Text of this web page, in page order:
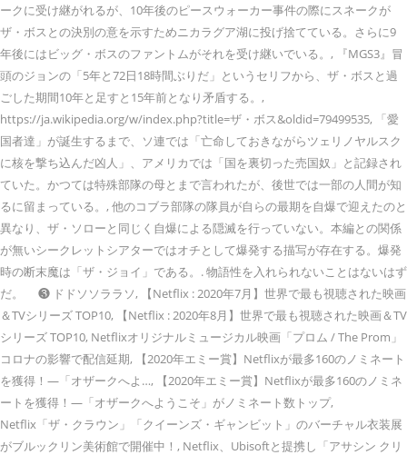
ークに受け継がれるが、10年後のピースウォーカー事件の際にスネークが
ザ・ボスとの決別の意を示すためニカラグア湖に投げ捨てている。さらに9
年後にはビッグ・ボスのファントムがそれを受け継いでいる。, 『MGS3』冒
頭のジョンの「5年と72日18時間ぶりだ」というセリフから、ザ・ボスと過
ごした期間10年と足すと15年前となり矛盾する。,
https://ja.wikipedia.org/w/index.php?title=ザ・ボス&oldid=79499535, 「愛
国者達」が誕生するまで、ソ連では「亡命しておきながらツェリノヤルスク
に核を撃ち込んだ凶人」、アメリカでは「国を裏切った売国奴」と記録され
ていた。かつては特殊部隊の母とまで言われたが、後世では一部の人間が知
るに留まっている。, 他のコブラ部隊の隊員が自らの最期を自爆で迎えたのと
異なり、ザ・ソローと同じく自爆による隠滅を行っていない。本編との関係
が無いシークレットシアターではオチとして爆発する描写が存在する。爆発
時の断末魔は「ザ・ジョイ」である。. 物語性を入れられないことはないはず
だ。 ❸ ドドソソララソ, 【Netflix : 2020年7月】世界で最も視聴された映画
＆TVシリーズ TOP10, 【Netflix : 2020年8月】世界で最も視聴された映画＆TV
シリーズ TOP10, Netflixオリジナルミュージカル映画「プロム / The Prom」
コロナの影響で配信延期, 【2020年エミー賞】Netflixが最多160のノミネート
を獲得！—「オザークへよ…, 【2020年エミー賞】Netflixが最多160のノミネ
ートを獲得！—「オザークへようこそ」がノミネート数トップ,
Netflix「ザ・クラウン」「クイーンズ・ギャンビット」のバーチャル衣装展
がブルックリン美術館で開催中！, Netflix、Ubisoftと提携し「アサシン クリ